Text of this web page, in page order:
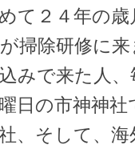
て２４年の
掃除研修に
みで来た人
日の市神神
、そして、